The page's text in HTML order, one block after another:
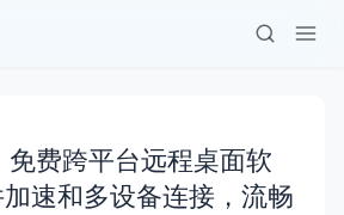
费跨平台远程桌面软
速和多设备连接，流畅